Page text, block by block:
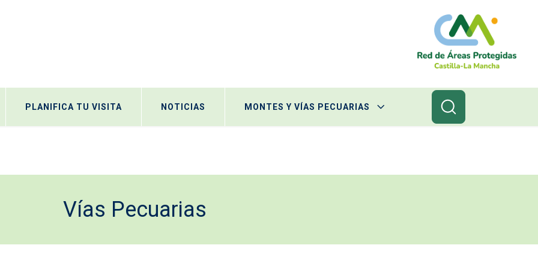
PLANIFICA TU VISITA NOTICIAS MONTES Y VÍAS PECUARIAS
Vías Pecuarias